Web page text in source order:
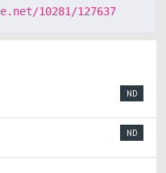
10281/127637
ND
ND